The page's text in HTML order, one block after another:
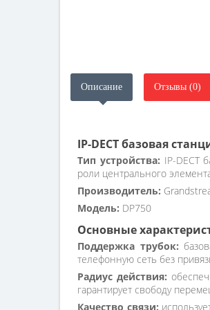
Описание Отзывы (0)
IP-DECT базовая
Тип устройства: IP-DECT
роли центрального
Производитель:
Модель: DP750
Основные
Поддержка трубок:
телефонную сеть без
Радиус действия:
гарантирует свободу
Качество связи: